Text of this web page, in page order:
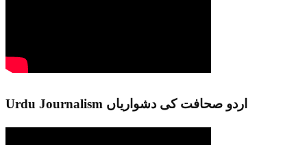
Urdu Journalism اردو صحافت کی دشواریاں